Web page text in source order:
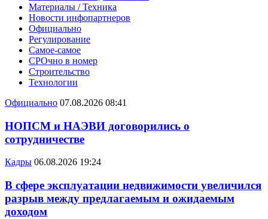
Материалы / Техника
Новости инфопартнеров
Официально
Регулирование
Самое-самое
СРОчно в номер
Строительство
Технологии
Официально 07.08.2026 08:41
НОПСМ и НАЭВИ договорились о
сотрудничестве
Кадры 06.08.2026 19:24
В сфере эксплуатации недвижимости увеличился
разрыв между предлагаемым и ожидаемым
доходом